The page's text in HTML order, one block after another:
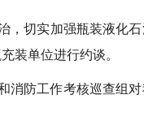
，切实加强瓶装液化
装单位进行约谈。
消防工作考核巡查组